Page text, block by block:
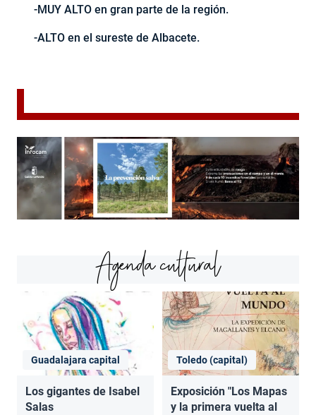
-MUY ALTO en gran parte de la región.
-ALTO en el sureste de Albacete.
Agenda cultural
Guadalajara capital
Los gigantes de Isabel
Salas
Toledo (capital)
Exposición "Los Mapas
y la primera vuelta al